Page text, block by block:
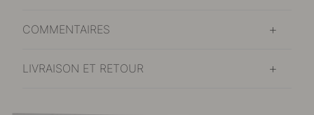
COMMENTAIRES
LIVRAISON ET RETOUR